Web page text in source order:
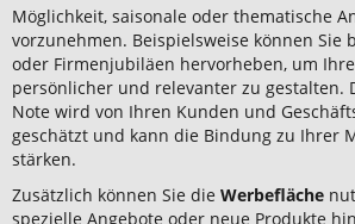
Möglichkeit, saisonale oder thematische
vorzunehmen. Beispielsweise können Sie
oder Firmenjubiläen hervorheben, um
persönlicher und relevanter zu gestalten.
Note wird von Ihren Kunden und
geschätzt und kann die Bindung zu Ihrer
stärken.
Zusätzlich können Sie die Werbefläche
spezielle Angebote oder neue Produkte